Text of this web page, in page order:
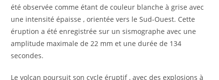
été observée comme étant de couleur blanche à grise avec
une intensité épaisse , orientée vers le Sud-Ouest. Cette
éruption a été enregistrée sur un sismographe avec une
amplitude maximale de 22 mm et une durée de 134
secondes.
Le volcan poursuit son cycle éruptif , avec des explosions à